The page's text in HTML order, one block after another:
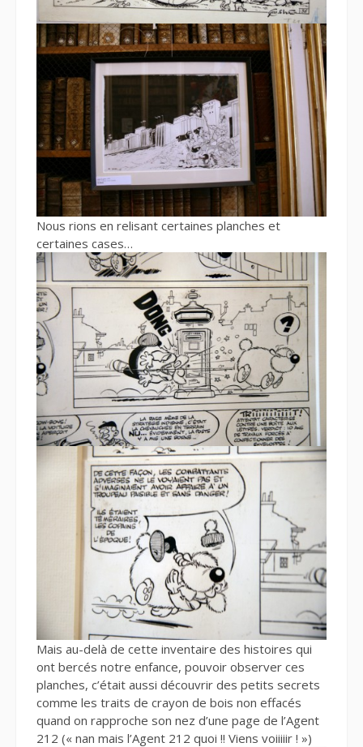
Nous rions en relisant certaines planches et
certaines cases…
Mais au-delà de cette inventaire des histoires qui
ont bercés notre enfance, pouvoir observer ces
planches, c’était aussi découvrir des petits secrets
comme les traits de crayon de bois non effacés
quand on rapproche son nez d’une page de l’Agent
212 (« nan mais l’Agent 212 quoi !! Viens voiiiiir ! »)